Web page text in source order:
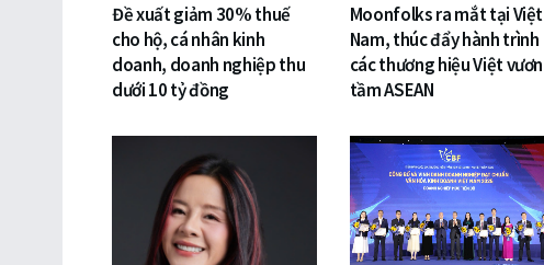
Đề xuất giảm 30% thuế
cho hộ, cá nhân kinh
doanh, doanh nghiệp thu
dưới 10 tỷ đồng
Moonfolks ra mắt tại Việt
Nam, thúc đẩy hành trình
các thương hiệu Việt vươn
tầm ASEAN